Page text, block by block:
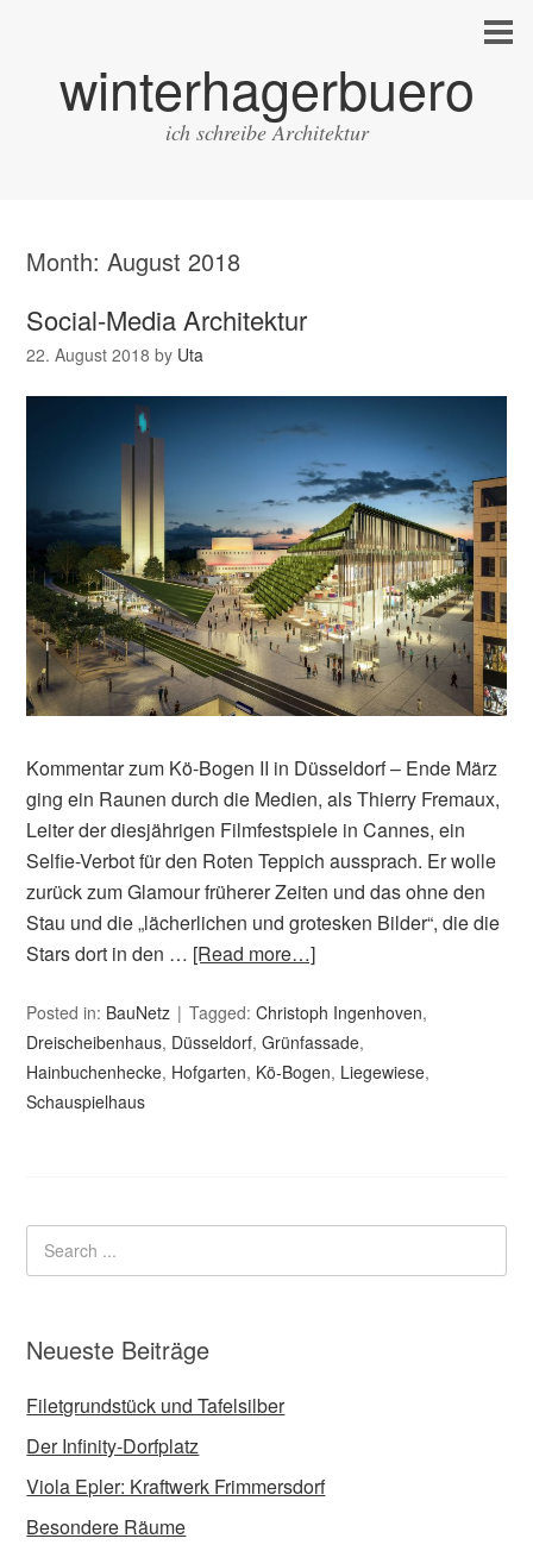
winterhagerbuero
ich schreibe Architektur
Month:August 2018
Social-Media Architektur
22. August 2018 by Uta
Kommentar zum Kö-Bogen II in Düsseldorf – Ende März
ging ein Raunen durch die Medien, als Thierry Fremaux,
Leiter der diesjährigen Filmfestspiele in Cannes, ein
Selfie-Verbot für den Roten Teppich aussprach. Er wolle
zurück zum Glamour früherer Zeiten und das ohne den
Stau und die „lächerlichen und grotesken Bilder“, die die
Stars dort in den … [Read more…]
Posted in: BauNetz Tagged:Christoph Ingenhoven,
Dreischeibenhaus, Düsseldorf,Grünfassade,
Hainbuchenhecke, Hofgarten, Kö-Bogen, Liegewiese,
Schauspielhaus
Neueste Beiträge
Filetgrundstück und Tafelsilber
Der Infinity-Dorfplatz
Viola Epler: Kraftwerk Frimmersdorf
Besondere Räume